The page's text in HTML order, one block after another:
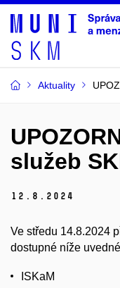
Aktuality
služeb
12. 8. 2024
Ve středu 14.8.2024
dostupné níže
ISKaM